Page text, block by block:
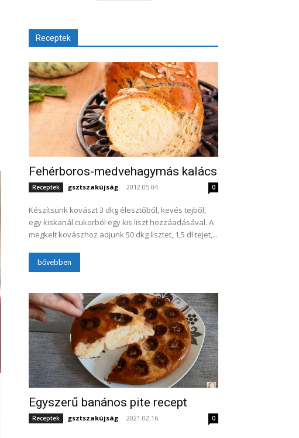
Receptek
Fehérboros-medvehagymás kalács
Receptek gsztszakújság - 2012.05.04. 0
Készítsünk kovászt 3 dkg élesztőből, kevés tejből,
egy kiskanál cukorból egy kis liszt hozzáadásával. A
megkelt kovászhoz adjunk 50 dkg lisztet, 1,5 dl tejet,...
bővebben
Egyszerű banános pite recept
Receptek gsztszakújság - 2021.02.16. 0